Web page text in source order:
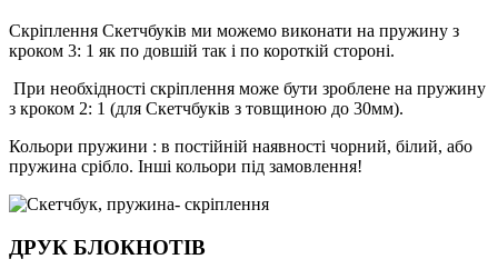
Скріплення Скетчбуків ми можемо виконати на пружину з
кроком 3: 1 як по довшій так і по короткій стороні.
При необхідності скріплення може бути зроблене на пружину
з кроком 2: 1 (для Скетчбуків з товщиною до 30мм).
Кольори пружини : в постійній наявності чорний, білий, або
пружина срібло. Інші кольори під замовлення!
ДРУК БЛОКНОТІВ